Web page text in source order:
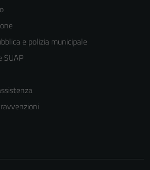
e polizia municipale
SUAP
funzionamento